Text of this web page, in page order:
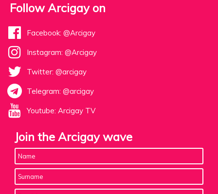
Follow Arcigay on
Facebook: @Arcigay
Instagram: @Arcigay
Twitter: @arcigay
Telegram: @arcigay
Youtube: Arcigay TV
Join the Arcigay wave